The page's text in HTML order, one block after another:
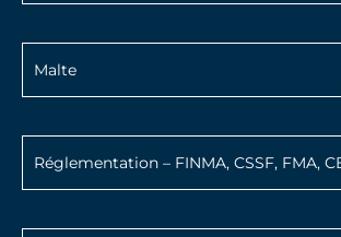
Malte
Réglementation – FINMA, CSSF, FMA,